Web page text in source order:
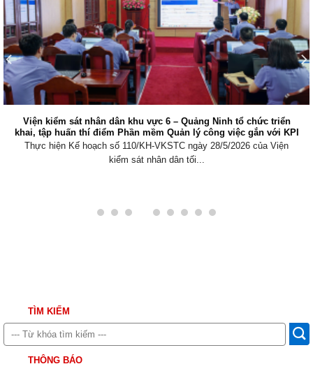
VKSND khu vực 4 – Quảng Ninh khởi kiện vụ án dân sự công ích
bảo vệ môi trường biển tại xã Đông Ngũ, tỉnh Quảng Ninh
Thực hiện chủ trương của Đảng, chính sách, pháp luật của Nhà nước
về tăng...
TÌM KIẾM
THÔNG BÁO